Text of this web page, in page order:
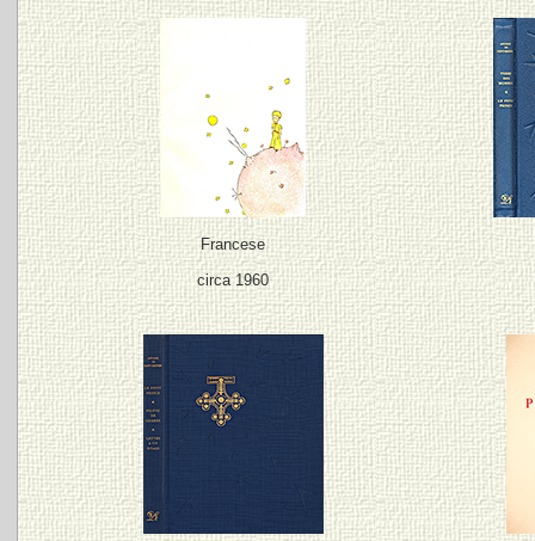
Francese
circa 1960